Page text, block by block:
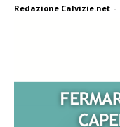
Redazione Calvizie.net -